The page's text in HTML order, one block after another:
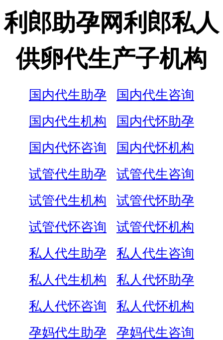
利郎助孕网利郎私人
供卵代生产子机构
国内代生助孕
国内代生咨询
国内代生机构
国内代怀助孕
国内代怀咨询
国内代怀机构
试管代生助孕
试管代生咨询
试管代生机构
试管代怀助孕
试管代怀咨询
试管代怀机构
私人代生助孕
私人代生咨询
私人代生机构
私人代怀助孕
私人代怀咨询
私人代怀机构
孕妈代生助孕
孕妈代生咨询